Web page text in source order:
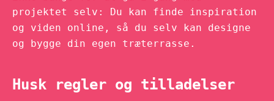
projektet selv: Du kan finde inspiration
og viden online, så du selv kan designe
og bygge din egen træterrasse.
Husk regler og tilladelser